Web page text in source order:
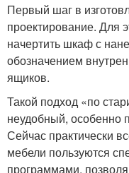
Первый шаг в
проектирование. Для
начертить шкаф с
обозначением
ящиков.
Такой подход «по
неудобный, особенно
Сейчас практически
мебели пользуются
программами,